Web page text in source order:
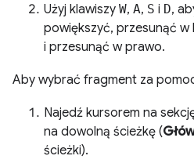
Użyj klawiszy W, A, S i D,
powiększyć, przesunąć w
i przesunąć w prawo.
Aby wybrać fragment za
Najedź kursorem na
na dowolną ścieżkę (
ścieżki).